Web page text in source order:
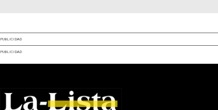
PUBLICIDAD
PUBLICIDAD